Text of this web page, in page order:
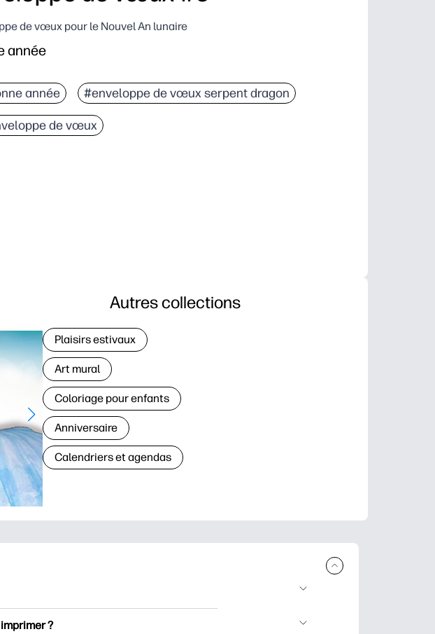
de vœux pour le Nouvel An lunaire
année
année #enveloppe de vœux serpent dragon
de vœux
Autres collections
Plaisirs estivaux
Art mural
Coloriage pour enfants
Anniversaire
Calendriers et agendas
?